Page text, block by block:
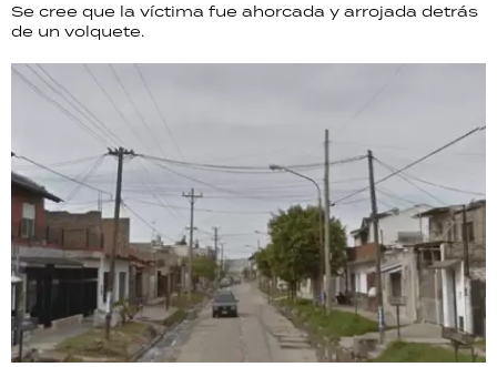
Se cree que la víctima fue ahorcada y arrojada detrás
de un volquete.